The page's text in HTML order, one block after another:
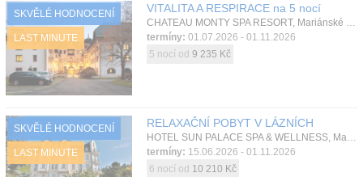
SKVĚLÉ HODNOCENÍ
LAST MINUTE
VITALITA A RESPIRACE na 5 nocí
termíny: 01.07.2026 - 01.11.2026
5 nocí od 9 235 Kč
SKVĚLÉ HODNOCENÍ
LAST MINUTE
RELAXAČNÍ POBYT V LÁZNÍCH
HOTEL SUN PALACE SPA & WELLNESS, Mariánské Lázně, Západní Čechy, Česká republika
termíny: 15.06.2026 - 01.11.2026
6 nocí od 10 210 Kč